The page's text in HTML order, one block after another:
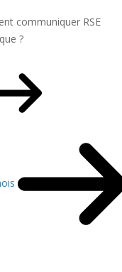
communiquer RSE
?